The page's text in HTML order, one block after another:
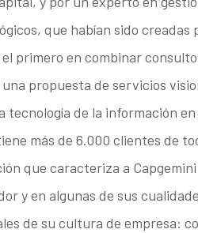
que habían sido creadas
primero en combinar
propuesta de servicios
tecnología de la información
más de 6.000 clientes de
que caracteriza a
y en algunas de sus
de su cultura de empresa: